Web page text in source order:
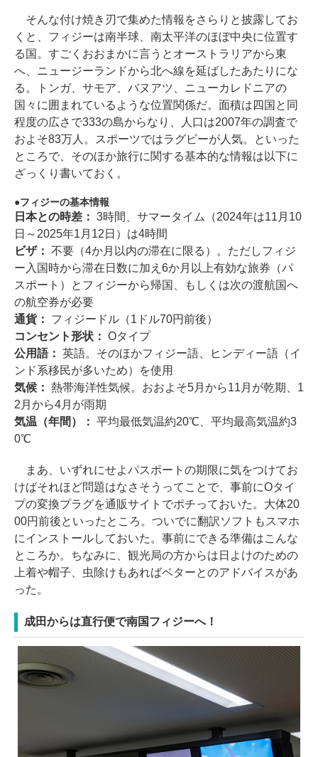
そんな付け焼き刃で集めた情報をさらりと披露してお
くと、フィジーは南半球、南太平洋のほぼ中央に位置す
る国。すごくおおまかに言うとオーストラリアから東
へ、ニュージーランドから北へ線を延ばしたあたりにな
る。トンガ、サモア、バヌアツ、ニューカレドニアの
国々に囲まれているような位置関係だ。面積は四国と同
程度の広さで333の島からなり、人口は2007年の調査で
およそ83万人。スポーツではラグビーが人気。といった
ところで、そのほか旅行に関する基本的な情報は以下に
ざっくり書いておく。
フィジーの基本情報
日本との時差： 3時間、サマータイム（2024年は11月10
日～2025年1月12日）は4時間
ビザ： 不要（4か月以内の滞在に限る）。ただしフィジ
ー入国時から滞在日数に加え6か月以上有効な旅券（パ
スポート）とフィジーから帰国、もしくは次の渡航国へ
の航空券が必要
通貨： フィジードル（1ドル70円前後）
コンセント形状： Oタイプ
公用語： 英語。そのほかフィジー語、ヒンディー語（イ
ンド系移民が多いため）を使用
気候： 熱帯海洋性気候。おおよそ5月から11月が乾期、1
2月から4月が雨期
気温（年間）： 平均最低気温約20℃、平均最高気温約3
0℃
まあ、いずれにせよパスポートの期限に気をつけてお
けばそれほど問題はなさそうってことで、事前にOタイ
プの変換プラグを通販サイトでポチっておいた。大体20
00円前後といったところ。ついでに翻訳ソフトもスマホ
にインストールしておいた。事前にできる準備はこんな
ところか。ちなみに、観光局の方からは日よけのための
上着や帽子、虫除けもあればベターとのアドバイスがあ
った。
成田からは直行便で南国フィジーへ！